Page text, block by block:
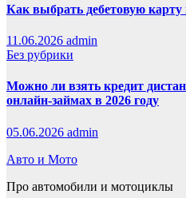
Как выбрать дебетовую карту
11.06.2026 admin
Без рубрики
Можно ли взять кредит
онлайн-займах в 2026 году
05.06.2026 admin
Авто и Мото
Про автомобили и мотоциклы